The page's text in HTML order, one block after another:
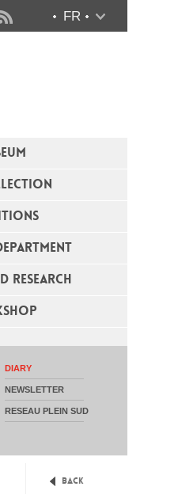
RESEARCH
FR
DIARY
NEWSLETTER
RESEAU PLEIN SUD
info
Back